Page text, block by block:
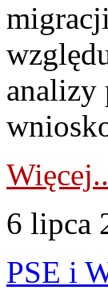
analizy
6 lipca
PSE i